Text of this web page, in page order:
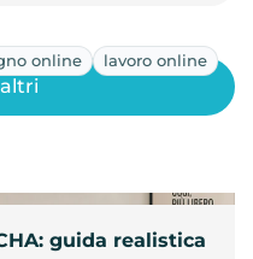
online lavoro online
guida realistica